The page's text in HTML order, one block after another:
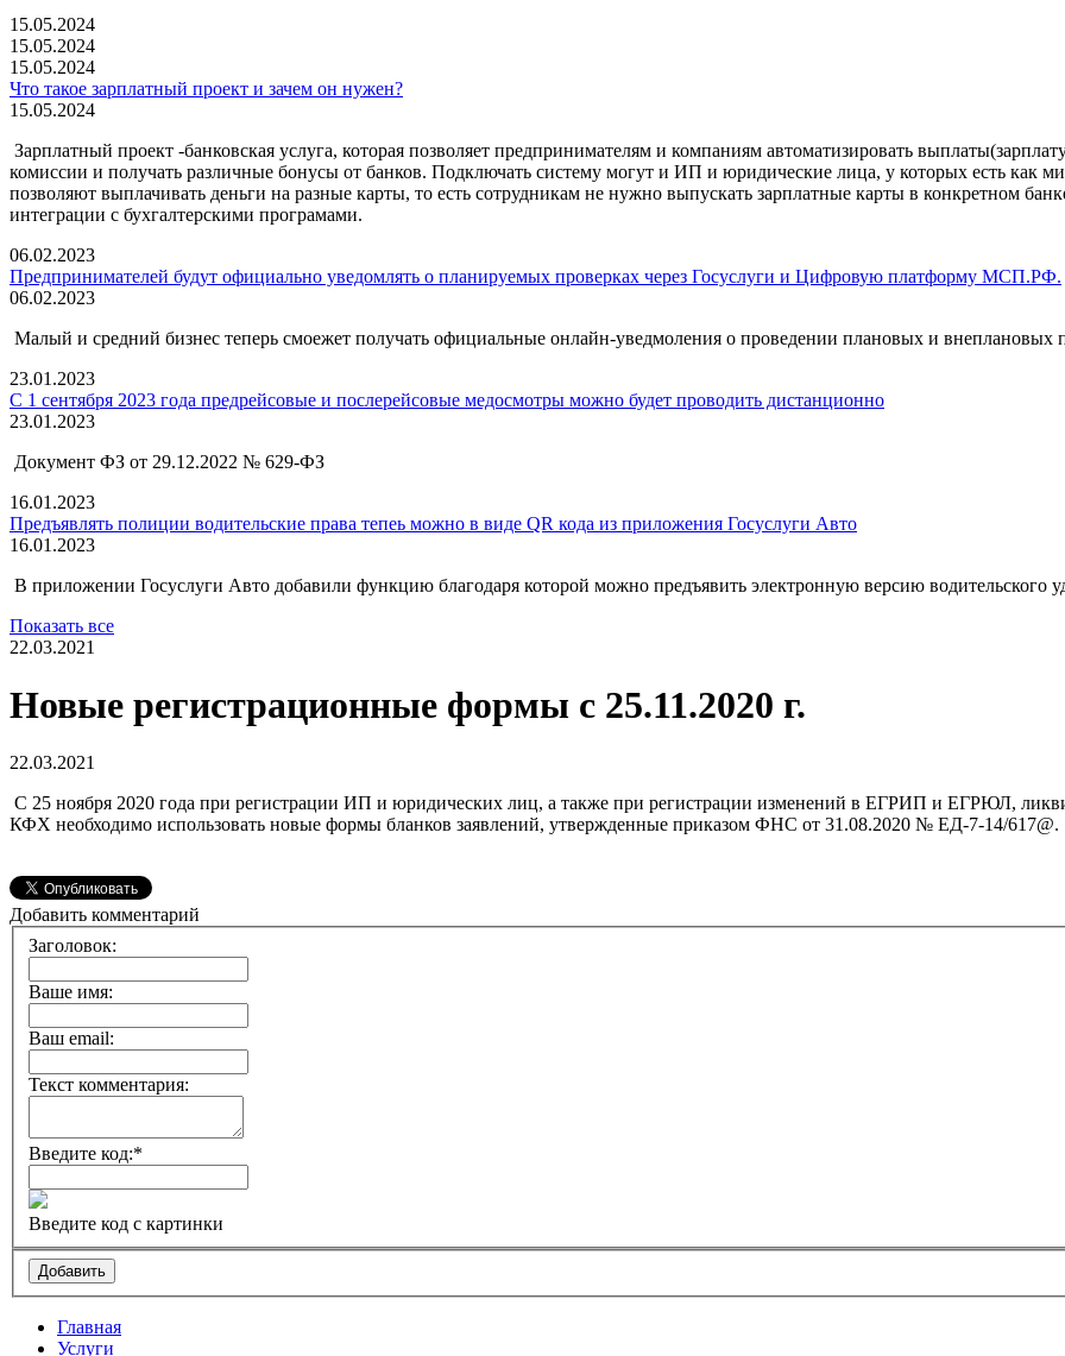
15.05.2024
15.05.2024
15.05.2024
Что такое зарплатный проект и зачем он нужен?
15.05.2024
Зарплатный проект -банковская услуга, которая позволяет предпринимателям и компаниям автоматизировать
комиссии и получать различные бонусы от банков. Подключать систему могут и ИП и юридические лица, у которых есть как
позволяют выплачивать деньги на разные карты, то есть сотрудникам не нужно выпускать зарплатные карты в конкретном
интеграции с бухгалтерскими програмами.
06.02.2023
Предпринимателей будут официально уведомлять о планируемых проверках через Госуслуги и Цифровую платформу МСП.РФ.
06.02.2023
Малый и средний бизнес теперь смоежет получать официальные онлайн-уведмоления о проведении плановых и внеплановых
23.01.2023
С 1 сентября 2023 года предрейсовые и послерейсовые медосмотры можно будет проводить дистанционно
23.01.2023
Документ ФЗ от 29.12.2022 № 629-ФЗ
16.01.2023
Предъявлять полиции водительские права тепеь можно в виде QR кода из приложения Госуслуги Авто
16.01.2023
В приложении Госуслуги Авто добавили функцию благодаря которой можно предъявить электронную версию водительского
Показать все
22.03.2021
Новые регистрационные формы с 25.11.2020 г.
22.03.2021
С 25 ноября 2020 года при регистрации ИП и юридических лиц, а также при регистрации изменений в ЕГРИП и ЕГРЮЛ,
КФХ необходимо использовать новые формы бланков заявлений, утвержденные приказом ФНС от 31.08.2020 № ЕД-7-14/617@.
Добавить комментарий
Заголовок:
Ваше имя:
Ваш email:
Текст комментария:
Введите код:*
Введите код с картинки
Главная
Услуги